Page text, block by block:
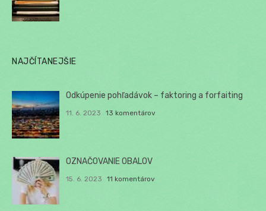
NAJČÍTANEJŠIE
Odkúpenie pohľadávok – faktoring a forfaiting
11. 6. 2023 13 komentárov
OZNAČOVANIE OBALOV
15. 6. 2023 11 komentárov